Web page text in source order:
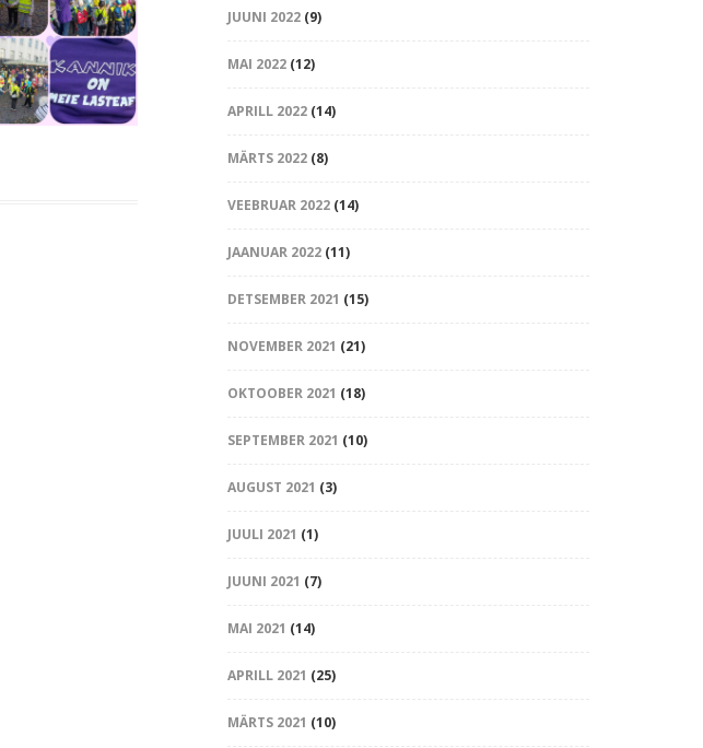
JUUNI 2022(9)
MAI 2022(12)
APRILL 2022(14)
MÄRTS 2022(8)
VEEBRUAR 2022(14)
JAANUAR 2022(11)
DETSEMBER 2021 (15)
NOVEMBER 2021 (21)
OKTOOBER 2021 (18)
SEPTEMBER 2021 (10)
AUGUST 2021 (3)
JUULI 2021 (1)
JUUNI 2021 (7)
MAI 2021 (14)
APRILL 2021 (25)
MÄRTS 2021 (10)